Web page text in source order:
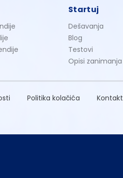
Startuj
Dešavanja
Blog
Testovi
Opisi zanimanja
Politika kolačića Kontakt